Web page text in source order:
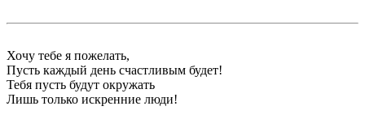
Хочу тебе я пожелать,
Пусть каждый день счастливым будет!
Тебя пусть будут окружать
Лишь только искренние люди!